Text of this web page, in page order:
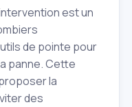
est un
de pointe pour
panne. Cette
la
des